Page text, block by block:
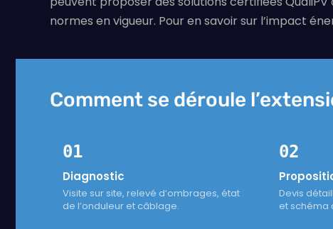
normes en vigueur. Pour en savoir sur l’impact
Comment se déroule
01
Diagnostic
Visite sur site, relevé d’ombrages, état
de l’onduleur et câblage.
02
Devis
et schéma